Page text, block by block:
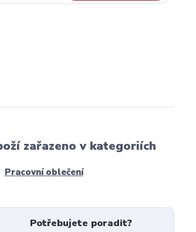
zařazeno v kategoriích
Pracovní oblečení
Potřebujete poradit?